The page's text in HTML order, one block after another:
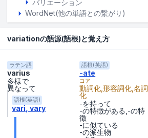
バリエーション
WordNet(他の単語との繋がり)
variationの語源(語根)と覚え方
ラテン語
varius
多様で
異なって
語根(英語)
vari vary
語根(英語)
-ate
コア
動詞化,形容詞化,名詞
化
-を持って
-の特徴がある,-の特
徴
-に似ている
-の派生物